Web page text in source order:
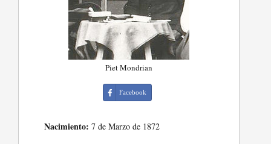
Piet Mondrian
Facebook
Nacimiento: 7 de Marzo de 1872